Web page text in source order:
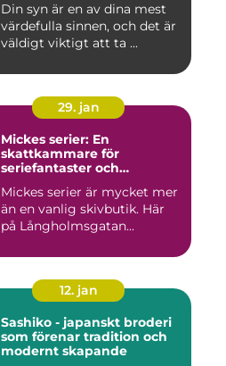
Din syn är en av dina mest
värdefulla sinnen, och det är
väldigt viktigt att ta ...
29. jan
Mickes serier: En
skattkammare för
seriefantaster och
Mickes serier är mycket mer
än en vanlig skivbutik. Här
på Långholmsgatan...
12. jan
Sashiko - japanskt broderi
som förenar tradition och
modernt skapande